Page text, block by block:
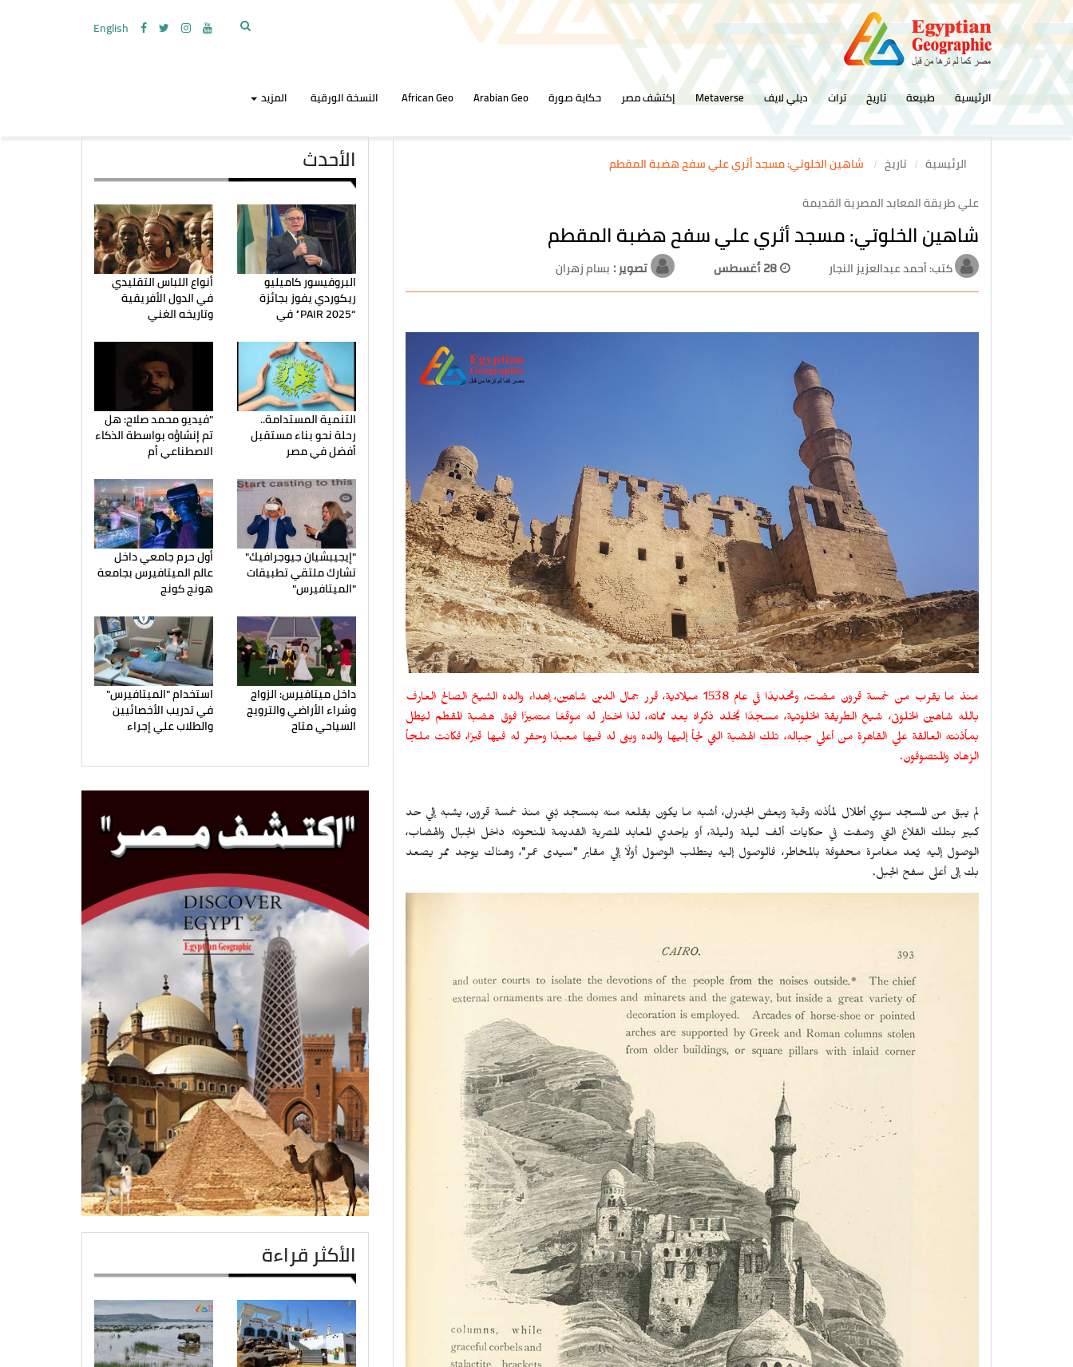
English
الرئيسية طبيعة تاريخ تراث ديلي لايف Metaverse إكتشف مصر حكاية صورة Arabian Geo
African Geo النسخة الورقية المزيد
الرئيسية تاريخ
شاهين الخلوتي: مسجد أثري علي سفح هضبة المقطم
علي طريقة المعابد المصرية القديمة
شاهين الخلوتي: مسجد أثري علي سفح هضبة المقطم
كتب: أحمد عبدالعزيز النجار تصوير : بسام زهران
منذ ما يقرب من خمسة قرون مضت، وتحديدًا في عام 1538 ميلادية، قرر جمال الدين شاهين، إهداء والده الشيخ الصالح العارف
بالله شاهين الخلوتى، شيخ الطريقة الخلوتية، مسجدًا يُخلد ذكراه بعد مماته، لذا اختار له موقعًا متميزًا فوق هضبة المقطم ليُطل
بمأذنته العالقة علي القاهرة من أعلي جباله، تلك الهضبة التي لجأ إليها والده وبنى له فيها معبدًا وحفر له فيها قبرًا، فكانت ملجأ
الزهاد والمتصوفون.
لم يبق من المسجد سوي أطلال لمأذنه وقبة وبعض الجدران، أشبه ما يكون بقلعه منه بمسجد بُني منذ خمسة قرون، يشبه إلي حد
كبير بتلك القلاع التي وصفت في حكايات ألف ليلة وليلة، أو بإحدي المعابد المصرية القديمة المنحوته داخل الجبال والهضاب،
الوصول إليه يُعد مغامرة محفوفة بالمخاطر، فالوصول إليه يتطلب الوصول أولًا إلي مقابر "سيدى عمر"، وهناك يوجد ممر يصعد
بك إلى أعلى سفح الجبل.
الأحدث
البروفيسور كاميليو
ريكوردي يفوز بجائزة
“PAIR 2025” في
أنواع اللباس التقليدي
في الدول الأفريقية
وتاريخه الغني
التنمية المستدامة..
رحلة نحو بناء مستقبل
أفضل في مصر
"فيديو محمد صلاح: هل
تم إنشاؤه بواسطة الذكاء
الاصطناعي أم
"إيجيبشيان جيوجرافيك"
تشارك ملتقي تطبيقات
"الميتافيرس"
أول حرم جامعي داخل
عالم الميتافيرس بجامعة
هونج كونج
داخل ميتافيرس: الزواج
وشراء الأراضي والترويج
السياحي متاح
استخدام "الميتافيرس"
في تدريب الأخصائيين
والطلاب علي إجراء
الأكثر قراءة